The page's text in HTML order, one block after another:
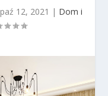
paź 12, 2021 | Dom i